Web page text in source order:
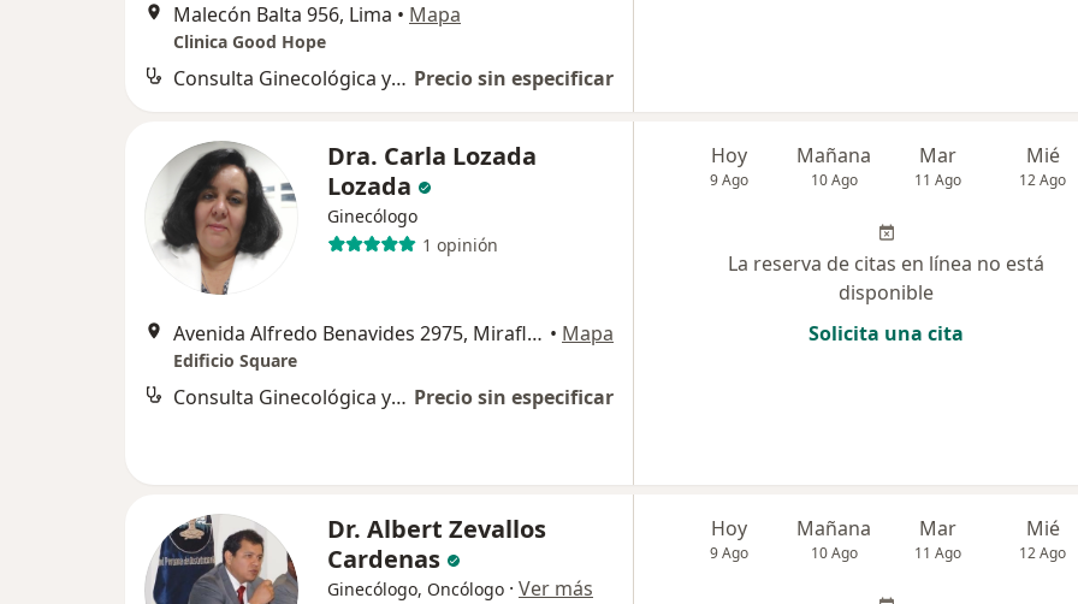
Malecón Balta 956, Lima • Mapa
Clinica Good Hope
Consulta Ginecológica y Embarazo Precio sin especificar
Dra. Carla Lozada
Lozada
Ginecólogo
1 opinión
Avenida Alfredo Benavides 2975, Miraflores • Mapa
Edificio Square
Consulta Ginecológica y Embarazo Precio sin especificar
Hoy
9 Ago
Mañana
10 Ago
Mar
11 Ago
Mié
12 Ago
La reserva de citas en línea no está
disponible
Solicita una cita
Dr. Albert Zevallos
Cardenas
Ginecólogo, Oncólogo · Ver más
Hoy
9 Ago
Mañana
10 Ago
Mar
11 Ago
Mié
12 Ago